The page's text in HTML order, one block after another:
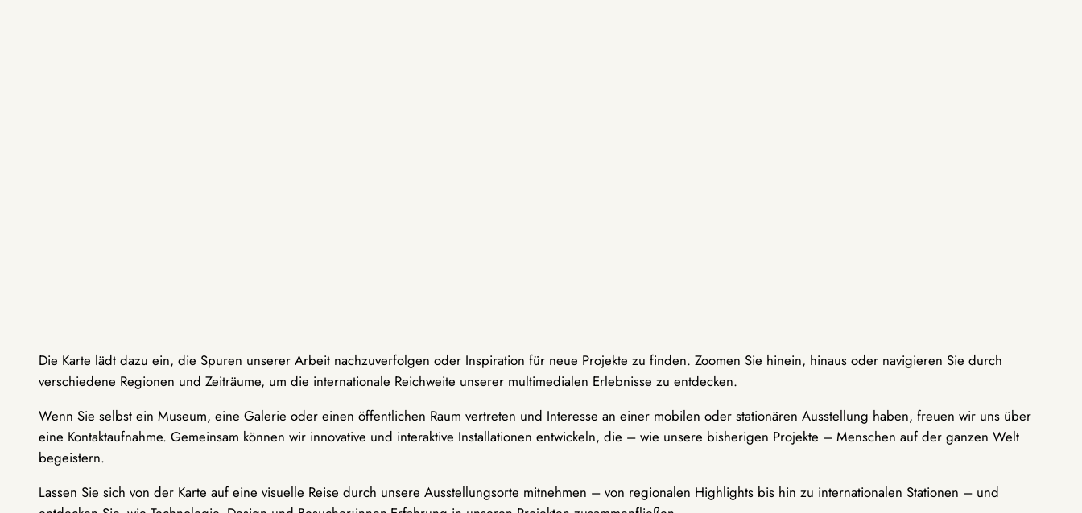
Die Karte lädt dazu ein, die Spuren unserer Arbeit nachzuverfolgen oder Inspiration für neue Projekte zu finden. Zoomen Sie hinein, hinaus oder navigieren Sie durch
verschiedene Regionen und Zeiträume, um die internationale Reichweite unserer multimedialen Erlebnisse zu entdecken.
Wenn Sie selbst ein Museum, eine Galerie oder einen öffentlichen Raum vertreten und Interesse an einer mobilen oder stationären Ausstellung haben, freuen wir uns über
eine Kontaktaufnahme. Gemeinsam können wir innovative und interaktive Installationen entwickeln, die – wie unsere bisherigen Projekte – Menschen auf der ganzen Welt
begeistern.
Lassen Sie sich von der Karte auf eine visuelle Reise durch unsere Ausstellungsorte mitnehmen – von regionalen Highlights bis hin zu internationalen Stationen – und